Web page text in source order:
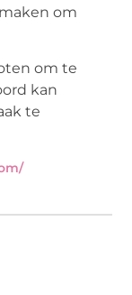
om
om te
kan
te